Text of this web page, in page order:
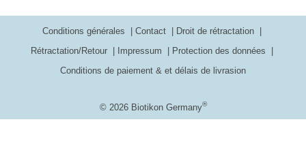
© 2026 Biotikon Germany®
Conditions générales Contact
Droit de rétractation
Rétractation/Retour
Impressum
Protection des données
Conditions de paiement & et délais de livrasion